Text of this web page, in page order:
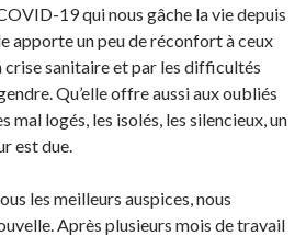
19 qui nous gâche la vie depuis
apporte un peu de réconfort à ceux
crise sanitaire et par les difficultés
Qu’elle offre aussi aux oubliés
mal logés, les isolés, les silencieux, un
est due.
les meilleurs auspices, nous
Après plusieurs mois de travail